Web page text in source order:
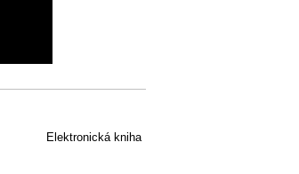
Elektronická kniha